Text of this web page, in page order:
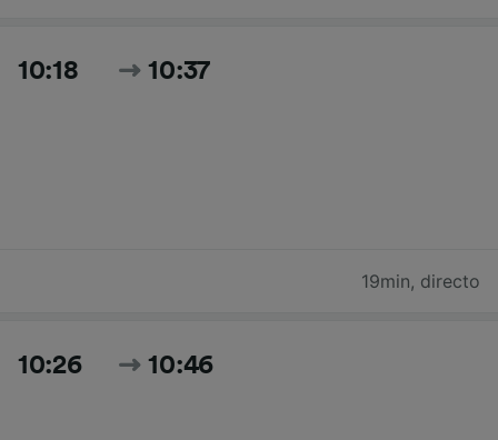
10:18 10:37
19min, directo
10:26 10:46